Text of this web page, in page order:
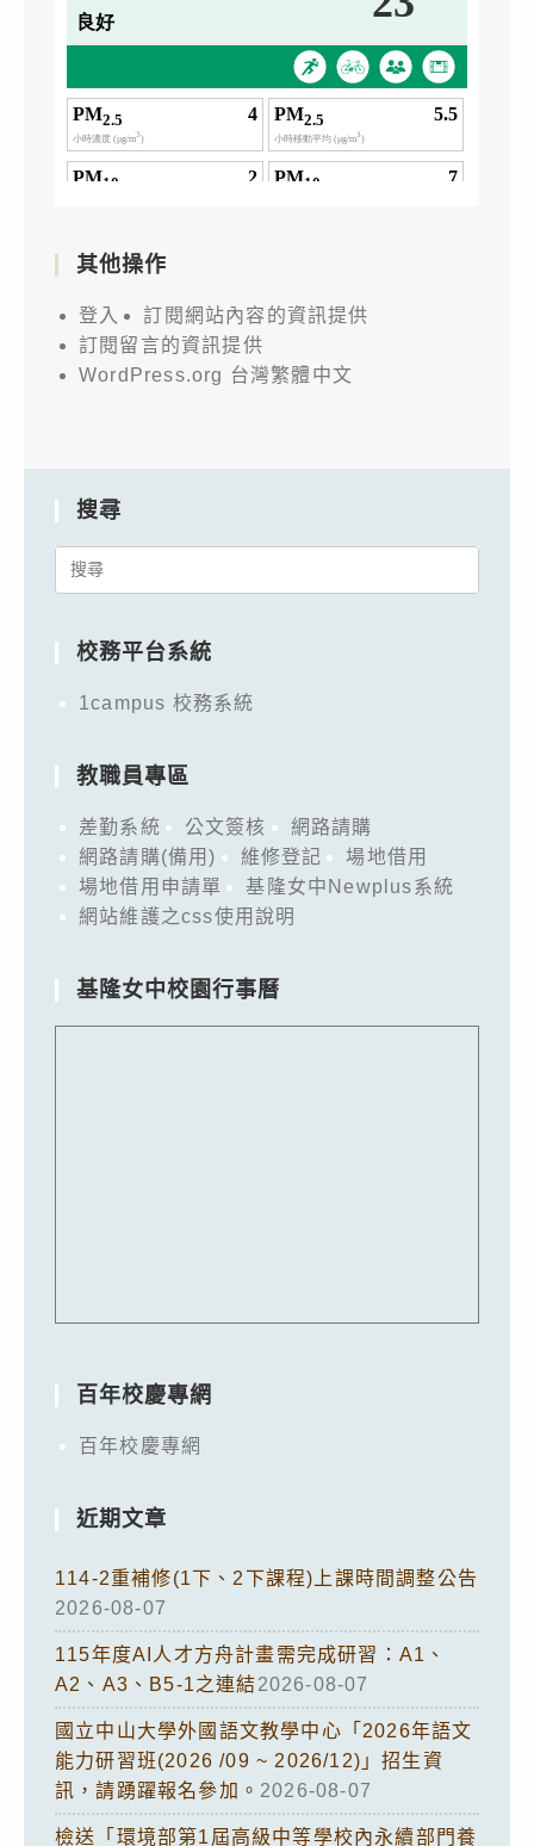
其他操作
登入
訂閱網站內容的資訊提供
訂閱留言的資訊提供
WordPress.org 台灣繁體中文
搜尋
Search
校務平台系統
1campus 校務系統
教職員專區
差勤系統 公文簽核
網路請購
網路請購(備用)
維修登記
場地借用
場地借用申請單
基隆女中Newplus系統
網站維護之css使用說明
基隆女中校園行事曆
百年校慶專網
百年校慶專網
近期文章
114-2重補修(1下、2下課程)上課時間調整公告
2026-08-07
115年度AI人才方舟計畫需完成研習：A1、
A2、A3、B5-1之連結2026-08-07
國立中山大學外國語文教學中心「2026年語文
能力研習班(2026 /09 ~ 2026/12)」招生資
訊，請踴躍報名參加。 2026-08-07
檢送「環境部第1屆高級中等學校內永續部門養